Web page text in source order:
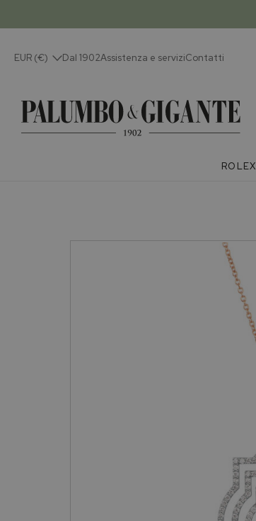
EUR (€) Dal 1902Assistenza e serviziContatti
ROLEX